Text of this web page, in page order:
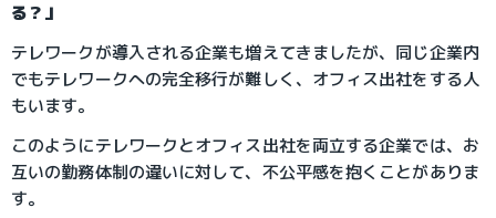
る？」
テレワークが導入される企業も増えてきましたが、同じ企業内
でもテレワークへの完全移行が難しく、オフィス出社をする人
もいます。
このようにテレワークとオフィス出社を両立する企業では、お
互いの勤務体制の違いに対して、不公平感を抱くことがありま
す。